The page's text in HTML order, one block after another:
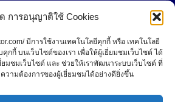
การอนุญาติใช้ Cookies
มีการใช้งานเทคโนโลยีคุกกี้ หรือ เทคโนโลยี
กกี้ บนเว็บไซต์ของเรา เพื่อให้ผู้เยี่ยมชมเว็บไซต์ ได้
มชมเว็บไซต์ และ ช่วยให้เราพัฒนาระบบเว็บไซต์ ที่
วามต้องการของผู้เยี่ยมชมได้อย่างดียิ่งขึ้น